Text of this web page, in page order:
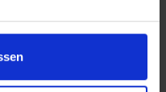
statt Standard-
kennt Dein